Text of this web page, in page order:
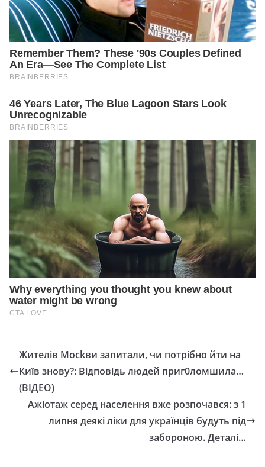
Жителів Мосkви запитали, чи потрібно йти на
Київ знову?: Відповідь людей приг0ломшила…
(ВІДЕО)
Ажіотаж серед населення вже розпочався: з 1
липня деякі ліки для українців будуть під
забороною. Деталі…